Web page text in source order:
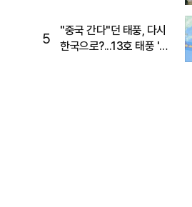
5
"중국 간다"던 태풍, 다시
한국으로?...13호 태풍 '돌